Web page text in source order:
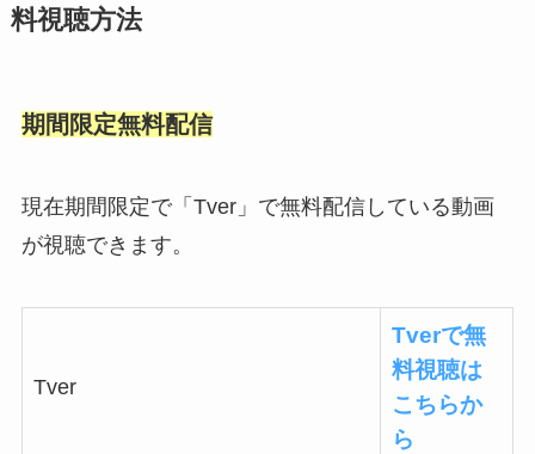
料視聴方法
期間限定無料配信
現在期間限定で「Tver」で無料配信している動画
が視聴できます。
Tver
Tverで無
料視聴は
こちらか
ら